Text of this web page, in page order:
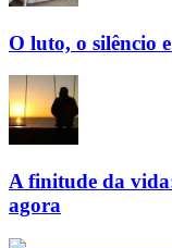
O luto, o silêncio
A finitude da
agora